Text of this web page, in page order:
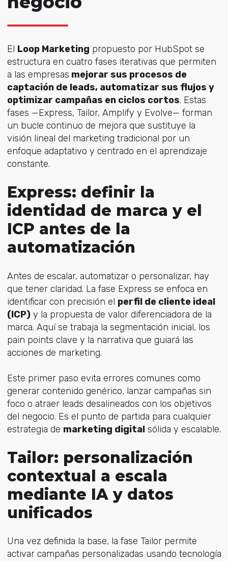
El Loop Marketing propuesto por HubSpot se
estructura en cuatro fases iterativas que permiten
a las empresas mejorar sus procesos de
captación de leads, automatizar sus flujos y
optimizar campañas en ciclos cortos. Estas
fases —Express, Tailor, Amplify y Evolve— forman
un bucle continuo de mejora que sustituye la
visión lineal del marketing tradicional por un
enfoque adaptativo y centrado en el aprendizaje
constante.
Express: definir la
identidad de marca y el
ICP antes de la
automatización
Antes de escalar, automatizar o personalizar, hay
que tener claridad. La fase Express se enfoca en
identificar con precisión el perfil de cliente ideal
(ICP)y la propuesta de valor diferenciadora de la
marca. Aquí se trabaja la segmentación inicial, los
pain points clave y la narrativa que guiará las
acciones de marketing.
Este primer paso evita errores comunes como
generar contenido genérico, lanzar campañas sin
foco o atraer leads desalineados con los objetivos
del negocio. Es el punto de partida para cualquier
estrategia de marketing digitalsólida y escalable.
Tailor: personalización
contextual a escala
mediante IA y datos
unificados
Una vez definida la base, la fase Tailor permite
activar campañas personalizadas usando tecnología